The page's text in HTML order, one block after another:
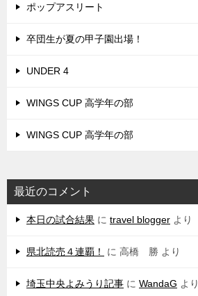
ポップアスリート
卒団生が夏の甲子園出場！
UNDER 4
WINGS CUP 高学年の部
WINGS CUP 高学年の部
最近のコメント
本日の試合結果 に travel blogger より
県北読売４連覇！ に 高橋 勝 より
埼玉中央よみうり記事 に WandaG より